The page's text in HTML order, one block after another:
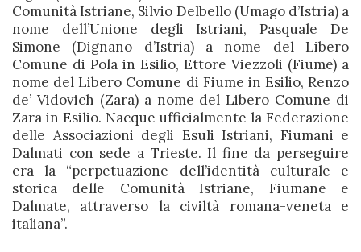
Comunità Istriane, Silvio Delbello (Umago d’Istria) a
nome dell’Unione degli Istriani, Pasquale De
Simone (Dignano d’Istria) a nome del Libero
Comune di Pola in Esilio, Ettore Viezzoli (Fiume) a
nome del Libero Comune di Fiume in Esilio, Renzo
de’ Vidovich (Zara) a nome del Libero Comune di
Zara in Esilio. Nacque ufficialmente la Federazione
delle Associazioni degli Esuli Istriani, Fiumani e
Dalmati con sede a Trieste. Il fine da perseguire
era la “perpetuazione dell’identità culturale e
storica delle Comunità Istriane, Fiumane e
Dalmate, attraverso la civiltà romana-veneta e
italiana”.